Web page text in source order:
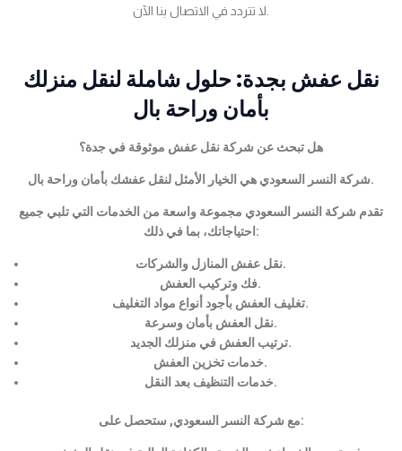
نقل عفش بجدة: حلول شاملة لنقل منزلك
بأمان وراحة بال
هل تبحث عن شركة نقل عفش موثوقة في جدة؟
شركة النسر السعودي هي الخيار الأمثل لنقل عفشك بأمان وراحة بال.
تقدم شركة النسر السعودي مجموعة واسعة من الخدمات التي تلبي جميع
احتياجاتك، بما في ذلك:
نقل عفش المنازل والشركات.
فك وتركيب العفش.
تغليف العفش بأجود أنواع مواد التغليف.
نقل العفش بأمان وسرعة.
ترتيب العفش في منزلك الجديد.
خدمات تخزين العفش.
خدمات التنظيف بعد النقل.
مع شركة النسر السعودي, ستحصل على: